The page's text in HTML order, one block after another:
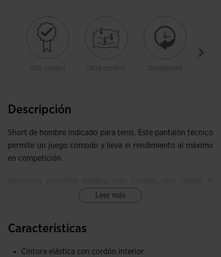
Alta calidad Ultra confort Durabilidad
Descripción
Short de hombre indicado para tenis. Este pantalón técnico
permite un juego cómodo y lleva el rendimiento al máximo
en competición.
ajuste y fija la prenda. Sus aberturas laterales permiten una
Pantalón corto con bolsillos especiales para guardar la
Leer más
Características
Cintura elástica con cordón interior